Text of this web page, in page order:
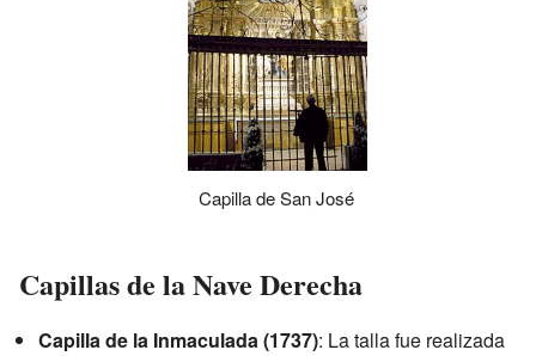
Capilla de San José
Capillas de la Nave Derecha
Capilla de la Inmaculada (1737): La talla fue realizada